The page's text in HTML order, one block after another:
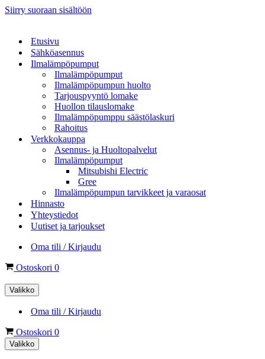
Siirry suoraan sisältöön
Etusivu
Sähköasennus
Ilmalämpöpumput
Ilmalämpöpumput
Ilmalämpöpumpun huolto
Tarjouspyyntö lomake
Huollon tilauslomake
Ilmalämpöpumppu säästölaskuri
Rahoitus
Verkkokauppa
Asennus- ja Huoltopalvelut
Ilmalämpöpumput
Mitsubishi Electric
Gree
Ilmalämpöpumpun tarvikkeet ja varaosat
Hinnasto
Yhteystiedot
Uutiset ja tarjoukset
Oma tili / Kirjaudu
Ostoskori 0
Valikko
Oma tili / Kirjaudu
Ostoskori 0
Valikko